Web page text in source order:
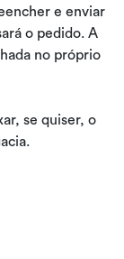
e enviar
o pedido. A
no próprio
se quiser, o